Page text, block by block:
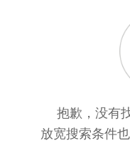
抱歉，没有
放宽搜索条件